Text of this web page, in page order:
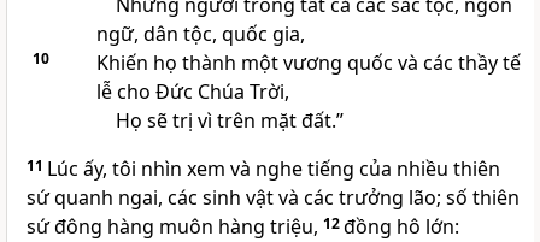
ngữ, dân tộc, quốc gia,
10
Khiến họ thành một vương quốc và các thầy tế
lễ cho Đức Chúa Trời,
Họ sẽ trị vì trên mặt đất.”
11 Lúc ấy, tôi nhìn xem và nghe tiếng của nhiều thiên
sứ quanh ngai, các sinh vật và các trưởng lão; số thiên
sứ đông hàng muôn hàng triệu, 12đồng hô lớn: